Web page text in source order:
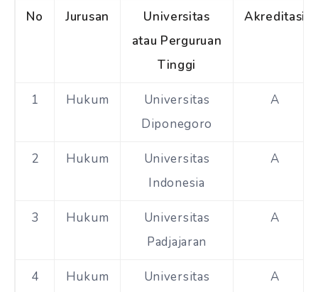
No Jurusan
Universitas
atau Perguruan
Tinggi
Akreditasi
1 Hukum
Universitas
Diponegoro
A
2 Hukum
Universitas
Indonesia
A
3 Hukum
Universitas
Padjajaran
A
4 Hukum
Universitas
A